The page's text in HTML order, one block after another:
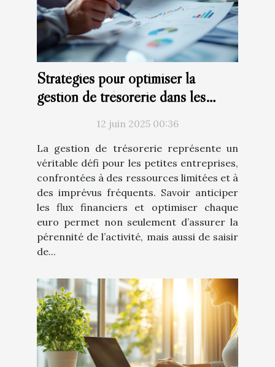
Stratégies pour optimiser la
gestion de trésorerie dans les
12 juin 2025 00:36
La gestion de trésorerie représente un
véritable défi pour les petites entreprises,
confrontées à des ressources limitées et à
des imprévus fréquents. Savoir anticiper
les flux financiers et optimiser chaque
euro permet non seulement d’assurer la
pérennité de l’activité, mais aussi de saisir
de...